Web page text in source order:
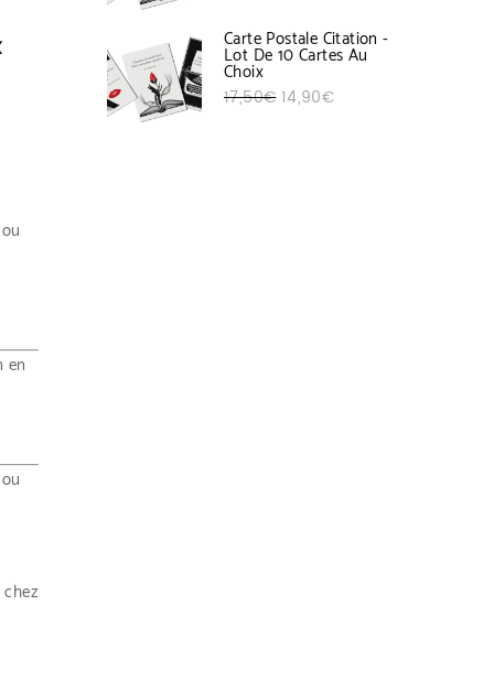
en
Carte Postale Citation -
Lot De 10 Cartes Au
Choix
17,50€ Le prix initial était : 17,50€.
14,90€Le prix actuel est :